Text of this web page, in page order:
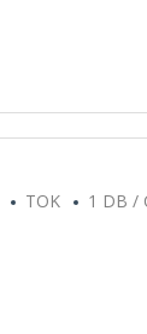
TOK 1 DB /